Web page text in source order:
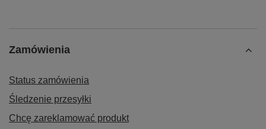
Zamówienia
Status zamówienia
Śledzenie przesyłki
Chcę zareklamować produkt